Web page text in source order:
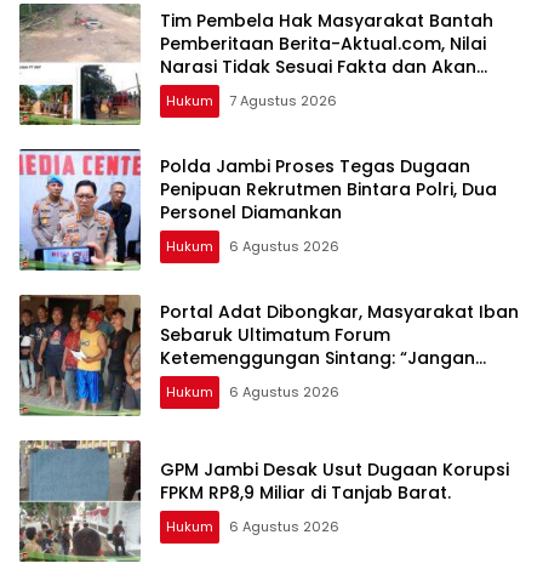
Tim Pembela Hak Masyarakat Bantah
Pemberitaan Berita-Aktual.com, Nilai
Narasi Tidak Sesuai Fakta dan Akan
Tempuh Jalur Dewan Pers
Hukum 7 Agustus 2026
Polda Jambi Proses Tegas Dugaan
Penipuan Rekrutmen Bintara Polri, Dua
Personel Diamankan
Hukum 6 Agustus 2026
Portal Adat Dibongkar, Masyarakat Iban
Sebaruk Ultimatum Forum
Ketemenggungan Sintang: “Jangan
Biarkan Hukum Adat Dilecehkan”
Hukum 6 Agustus 2026
GPM Jambi Desak Usut Dugaan Korupsi
FPKM RP8,9 Miliar di Tanjab Barat.
Hukum 6 Agustus 2026